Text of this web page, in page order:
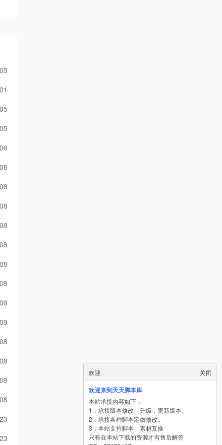
关闭
欢迎
欢迎来到天天脚本库
本站承接内容如下：
1：承接版本修改、升级，更新版本。
2：承接各种脚本定做修改。
3：本站支持脚本、素材互换
只有在本站下载的资源才有售后解答